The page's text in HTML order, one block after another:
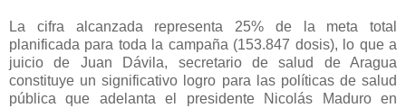
La cifra alcanzada representa 25% de la meta total
planificada para toda la campaña (153.847 dosis), lo que a
juicio de Juan Dávila, secretario de salud de Aragua
constituye un significativo logro para las políticas de salud
pública que adelanta el presidente Nicolás Maduro en